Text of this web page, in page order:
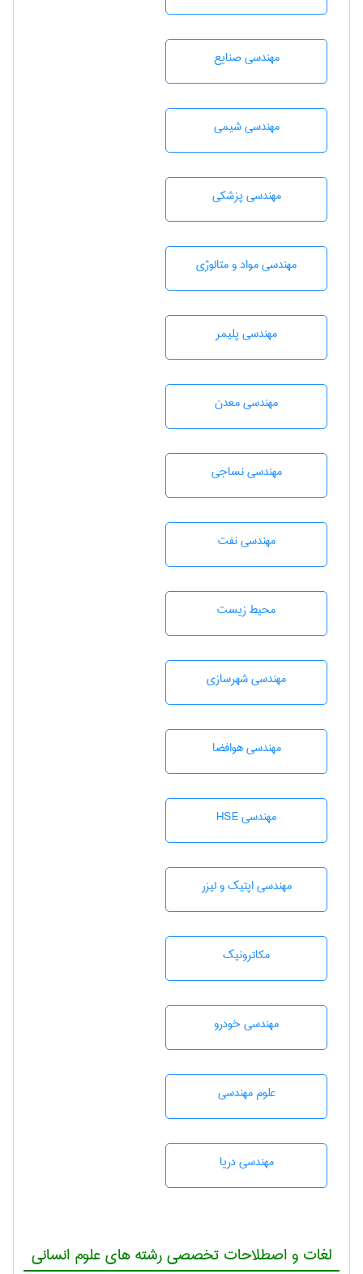
مهندسی صنايع
مهندسي شيمی
مهندسی پزشکی
مهندسی مواد و متالوژی
مهندسی پليمر
مهندسی معدن
مهندسي نساجی
مهندسی نفت
محيط زيست
مهندسی شهرسازی
مهندسی هوافضا
مهندسی HSE
مهندسی اپتیک و لیزر
مکاترونیک
مهندسی خودرو
علوم مهندسی
مهندسی دریا
لغات و اصطلاحات تخصصی رشته های علوم انسانی